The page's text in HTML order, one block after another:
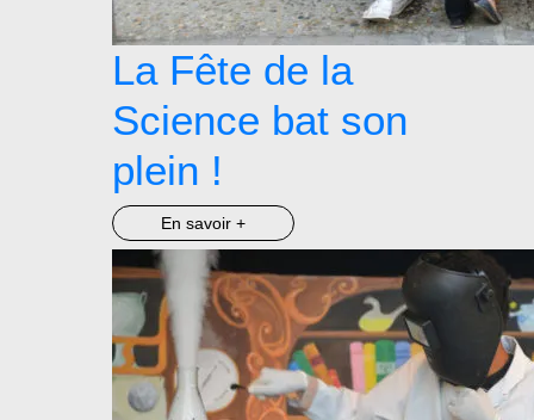
La Fête de la
Science bat son
plein !
En savoir +